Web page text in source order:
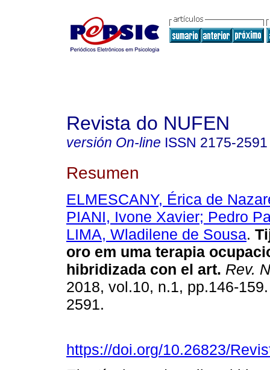
Revista do NUFEN
versión On-line ISSN 2175-2591
Resumen
ELMESCANY, Érica de
PIANI, Ivone Xavier; Pedro
LIMA, Wladilene de Sousa.
oro em uma terapia
hibridizada con el art. Rev.
2018, vol.10, n.1, pp.146-
2591.
https://doi.org/10.26823/